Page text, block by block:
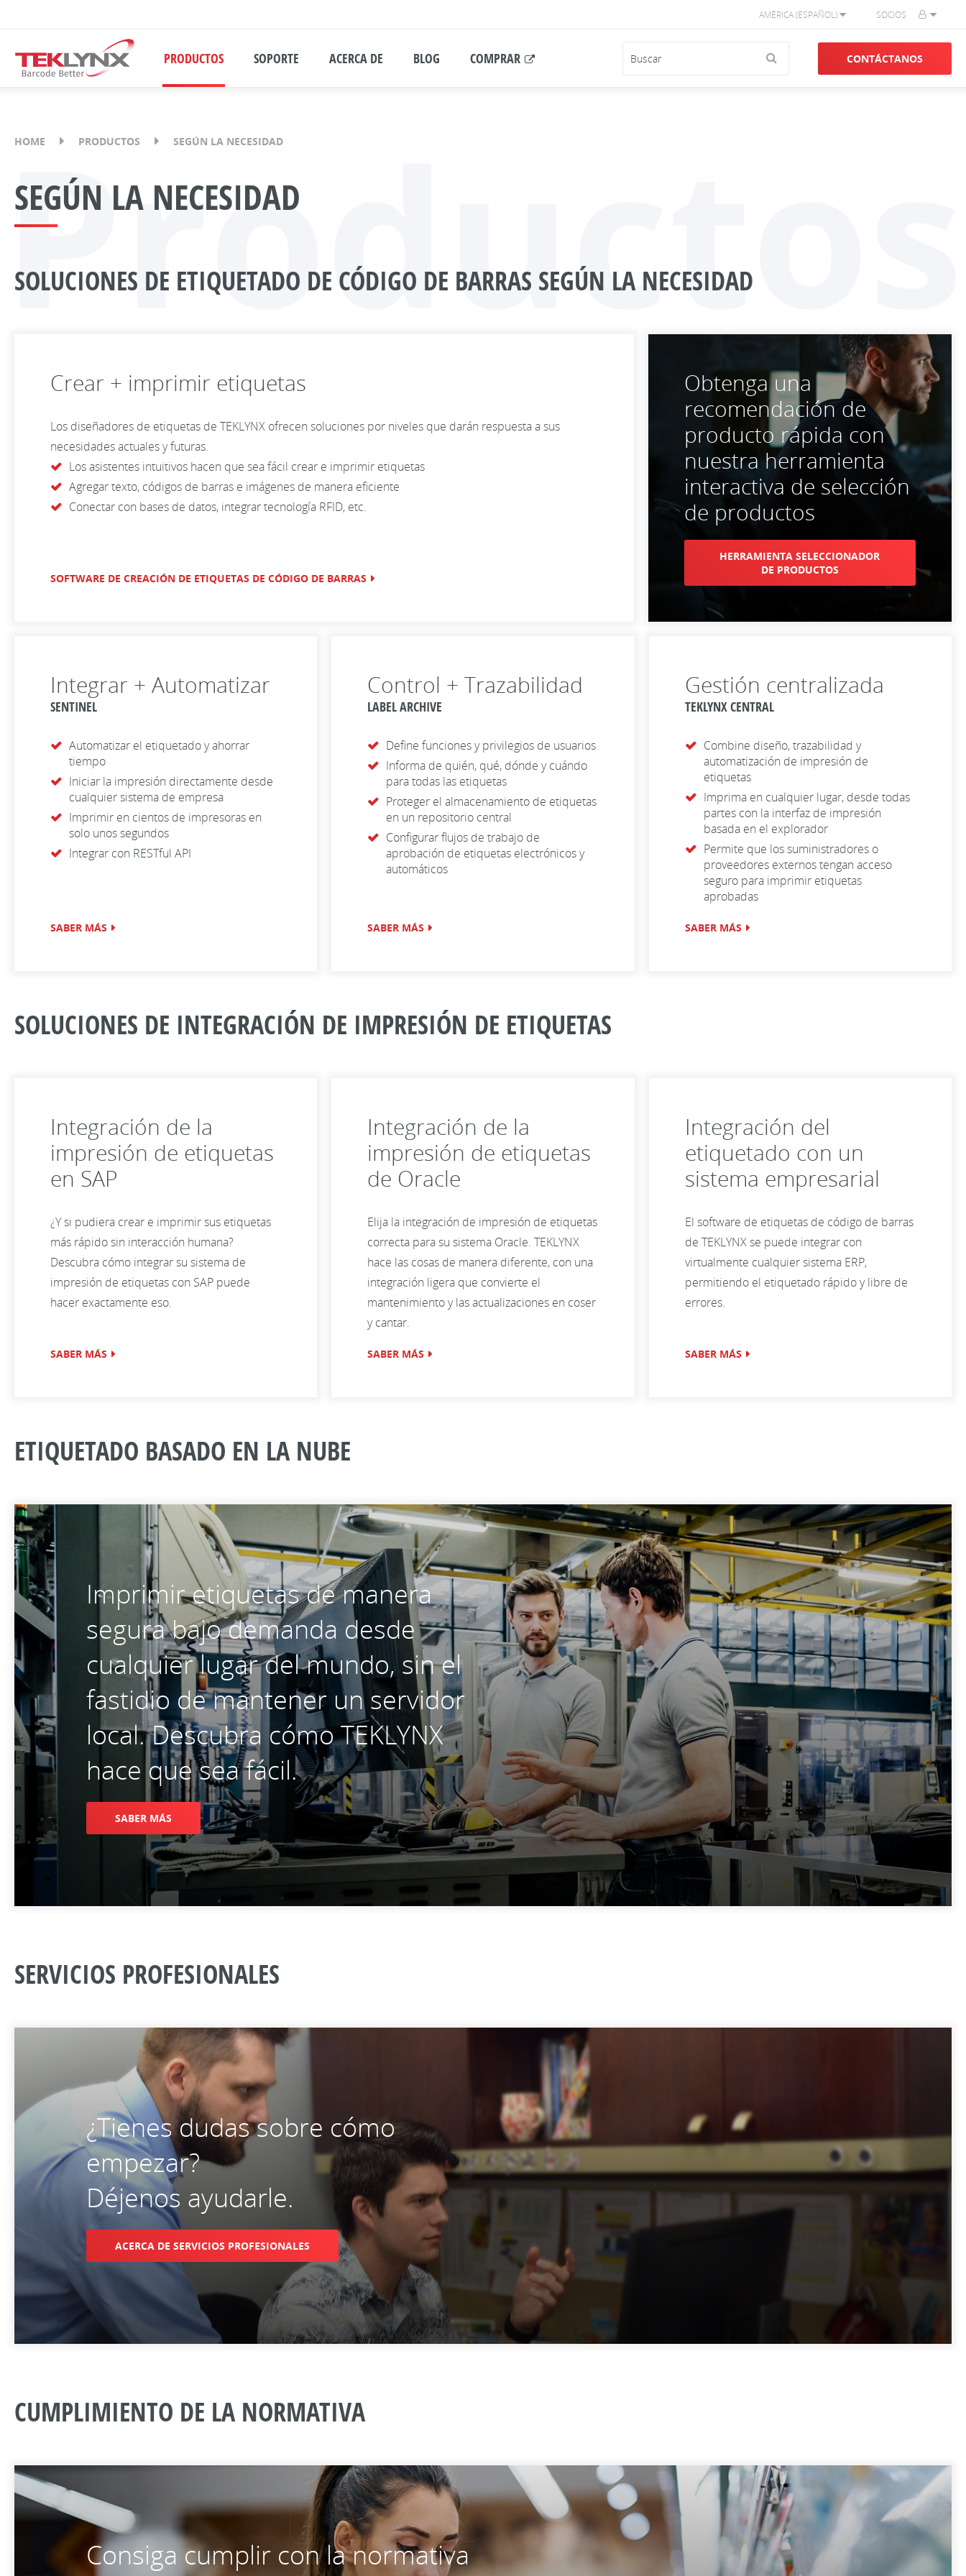
AMÉRICA (ESPAÑOL) SOCIOS
PRODUCTOS SOPORTE ACERCA DE BLOG COMPRAR CONTÁCTANOS
HOME PRODUCTOS SEGÚN LA NECESIDAD
Productos
SEGÚN LA NECESIDAD
SOLUCIONES DE ETIQUETADO DE CÓDIGO DE BARRAS SEGÚN LA NECESIDAD
Crear + imprimir etiquetas
Los diseñadores de etiquetas de TEKLYNX ofrecen soluciones por niveles que darán respuesta a sus
necesidades actuales y futuras.
Los asistentes intuitivos hacen que sea fácil crear e imprimir etiquetas
Agregar texto, códigos de barras e imágenes de manera eficiente
Conectar con bases de datos, integrar tecnología RFID, etc.
SOFTWARE DE CREACIÓN DE ETIQUETAS DE CÓDIGO DE BARRAS
Obtenga una
recomendación de
producto rápida con
nuestra herramienta
interactiva de selección
de productos
HERRAMIENTA SELECCIONADOR
DE PRODUCTOS
Integrar + Automatizar
SENTINEL
Automatizar el etiquetado y ahorrar
tiempo
Iniciar la impresión directamente desde
cualquier sistema de empresa
Imprimir en cientos de impresoras en
solo unos segundos
Integrar con RESTful API
SABER MÁS
Control + Trazabilidad
LABEL ARCHIVE
Define funciones y privilegios de usuarios
Informa de quién, qué, dónde y cuándo
para todas las etiquetas
Proteger el almacenamiento de etiquetas
en un repositorio central
Configurar flujos de trabajo de
aprobación de etiquetas electrónicos y
automáticos
SABER MÁS
Gestión centralizada
TEKLYNX CENTRAL
Combine diseño, trazabilidad y
automatización de impresión de
etiquetas
Imprima en cualquier lugar, desde todas
partes con la interfaz de impresión
basada en el explorador
Permite que los suministradores o
proveedores externos tengan acceso
seguro para imprimir etiquetas
aprobadas
SABER MÁS
SOLUCIONES DE INTEGRACIÓN DE IMPRESIÓN DE ETIQUETAS
Integración de la
impresión de etiquetas
en SAP
¿Y si pudiera crear e imprimir sus etiquetas
más rápido sin interacción humana?
Descubra cómo integrar su sistema de
impresión de etiquetas con SAP puede
hacer exactamente eso.
SABER MÁS
Integración de la
impresión de etiquetas
de Oracle
Elija la integración de impresión de etiquetas
correcta para su sistema Oracle. TEKLYNX
hace las cosas de manera diferente, con una
integración ligera que convierte el
mantenimiento y las actualizaciones en coser
y cantar.
SABER MÁS
Integración del
etiquetado con un
sistema empresarial
El software de etiquetas de código de barras
de TEKLYNX se puede integrar con
virtualmente cualquier sistema ERP,
permitiendo el etiquetado rápido y libre de
errores.
SABER MÁS
ETIQUETADO BASADO EN LA NUBE
Imprimir etiquetas de manera
segura bajo demanda desde
cualquier lugar del mundo, sin el
fastidio de mantener un servidor
local. Descubra cómo TEKLYNX
hace que sea fácil.
SABER MÁS
SERVICIOS PROFESIONALES
¿Tienes dudas sobre cómo
empezar?
Déjenos ayudarle.
ACERCA DE SERVICIOS PROFESIONALES
CUMPLIMIENTO DE LA NORMATIVA
Consiga cumplir con la normativa